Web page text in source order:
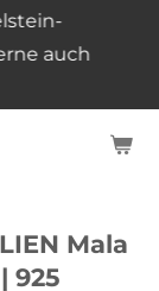
auch
Mala
925